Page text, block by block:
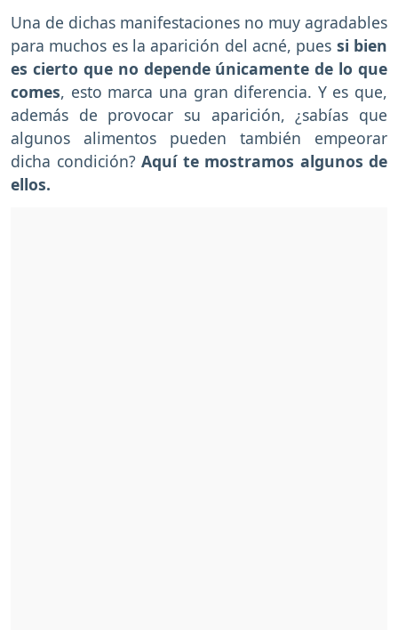
Una de dichas manifestaciones no muy agradables
para muchos es la aparición del acné, pues si bien
es cierto que no depende únicamente de lo que
comes, esto marca una gran diferencia. Y es que,
además de provocar su aparición, ¿sabías que
algunos alimentos pueden también empeorar
dicha condición? Aquí te mostramos algunos de
ellos.